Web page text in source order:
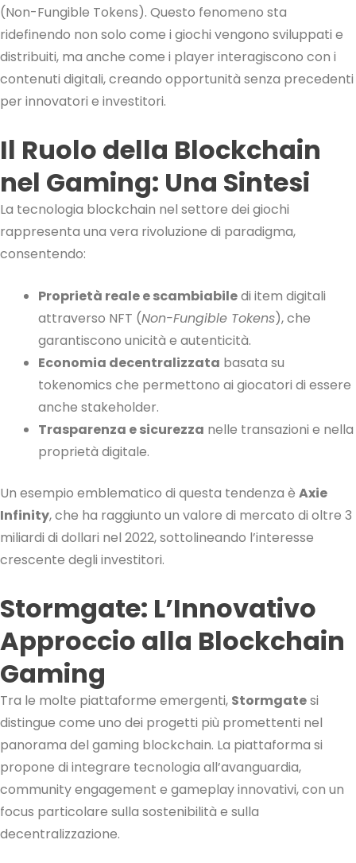
(Non-Fungible Tokens). Questo fenomeno sta
ridefinendo non solo come i giochi vengono sviluppati e
distribuiti, ma anche come i player interagiscono con i
contenuti digitali, creando opportunità senza precedenti
per innovatori e investitori.
Il Ruolo della Blockchain
nel Gaming: Una Sintesi
La tecnologia blockchain nel settore dei giochi
rappresenta una vera rivoluzione di paradigma,
consentendo:
Proprietà reale e scambiabiledi item digitali
attraverso NFT (Non-Fungible Tokens), che
garantiscono unicità e autenticità.
Economia decentralizzata basata su
tokenomics che permettono ai giocatori di essere
anche stakeholder.
Trasparenza e sicurezza nelle transazioni e nella
proprietà digitale.
Un esempio emblematico di questa tendenza è Axie
Infinity, che ha raggiunto un valore di mercato di oltre 3
miliardi di dollari nel 2022, sottolineando l’interesse
crescente degli investitori.
Stormgate: L’Innovativo
Approccio alla Blockchain
Gaming
Tra le molte piattaforme emergenti, Stormgatesi
distingue come uno dei progetti più promettenti nel
panorama del gaming blockchain. La piattaforma si
propone di integrare tecnologia all’avanguardia,
community engagement e gameplay innovativi, con un
focus particolare sulla sostenibilità e sulla
decentralizzazione.